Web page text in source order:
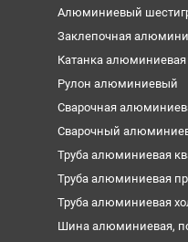
Алюминиевый
Заклепочная
Катанка алюминиевая
Рулон алюминиевый
Сварочная
Сварочный
Труба алюминиевая
Труба алюминиевая
Труба алюминиевая
Шина алюминиевая,